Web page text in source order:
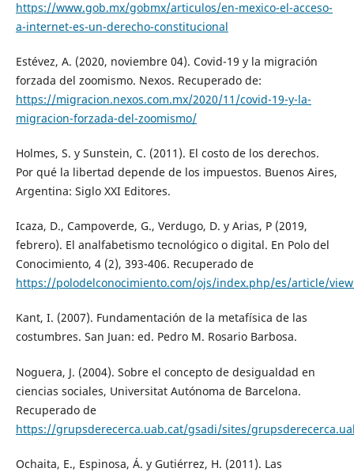
https://www.gob.mx/gobmx/articulos/en-mexico-el-acceso-
a-internet-es-un-derecho-constitucional
Estévez, A. (2020, noviembre 04). Covid-19 y la migración
forzada del zoomismo. Nexos. Recuperado de:
https://migracion.nexos.com.mx/2020/11/covid-19-y-la-
migracion-forzada-del-zoomismo/
Holmes, S. y Sunstein, C. (2011). El costo de los derechos.
Por qué la libertad depende de los impuestos. Buenos Aires,
Argentina: Siglo XXI Editores.
Icaza, D., Campoverde, G., Verdugo, D. y Arias, P (2019,
febrero). El analfabetismo tecnológico o digital. En Polo del
Conocimiento, 4 (2), 393-406. Recuperado de
https://polodelconocimiento.com/ojs/index.php/es/article/
Kant, I. (2007). Fundamentación de la metafísica de las
costumbres. San Juan: ed. Pedro M. Rosario Barbosa.
Noguera, J. (2004). Sobre el concepto de desigualdad en
ciencias sociales, Universitat Autónoma de Barcelona.
Recuperado de
https://grupsderecerca.uab.cat/gsadi/sites/
Ochaita, E., Espinosa, Á. y Gutiérrez, H. (2011). Las